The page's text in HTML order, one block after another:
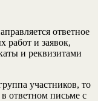
ответное
работ и заявок,
и реквизитами
участников, то
в ответном письме с